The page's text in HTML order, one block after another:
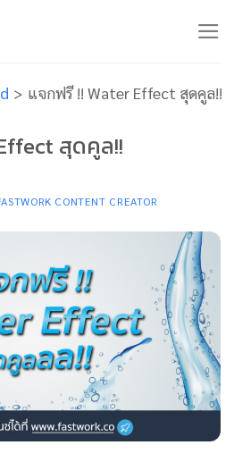
> แจกฟรี !! Water Effect สุดคูล!!
สุดคูล!!
CONTENT CREATOR